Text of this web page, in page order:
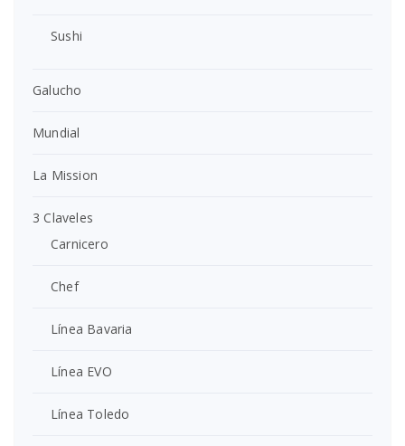
Sushi
Galucho
Mundial
La Mission
3 Claveles
Carnicero
Chef
Línea Bavaria
Línea EVO
Línea Toledo